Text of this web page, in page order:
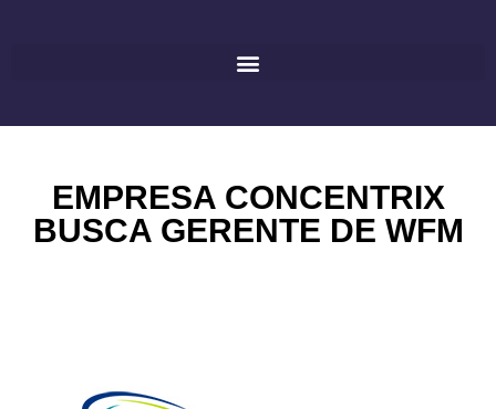
EMPRESA CONCENTRIX
BUSCA GERENTE DE WFM